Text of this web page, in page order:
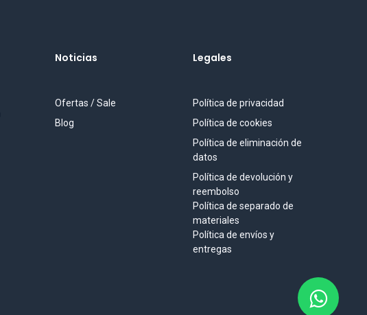
Noticias
Ofertas / Sale
Blog
Legales
Política de privacidad
Política de cookies
Política de eliminación de
datos
Política de devolución y
reembolso
Política de separado de
materiales
Política de envíos y
entregas